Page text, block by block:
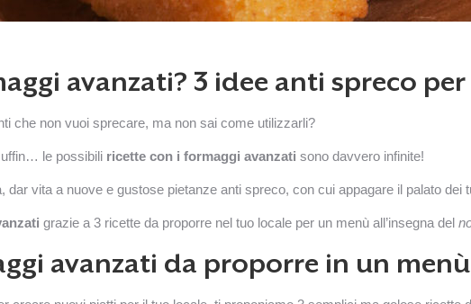
avanzati? 3 idee anti spreco
che non vuoi sprecare, ma non sai come utilizzarli?
le possibili ricette con i formaggi avanzati sono davvero infinite!
vita a nuove e gustose pietanze anti spreco, con cui appagare il palato dei
grazie a 3 ricette da proporre nel tuo locale per un menù all’insegna del
avanzati da proporre in un menù